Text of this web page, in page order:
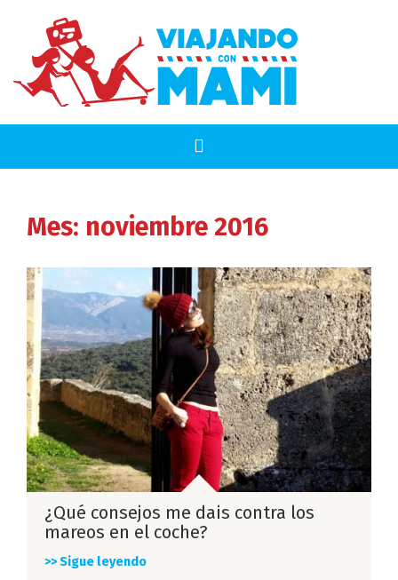
Mes: noviembre 2016
¿Qué consejos me dais contra los
mareos en el coche?
>> Sigue leyendo